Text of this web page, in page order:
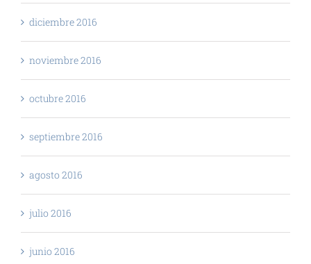
diciembre 2016
noviembre 2016
octubre 2016
septiembre 2016
agosto 2016
julio 2016
junio 2016